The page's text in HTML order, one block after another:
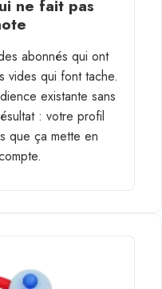
ne fait pas
abonnés qui ont
vides qui font tache.
existante sans
: votre profil
que ça mette en